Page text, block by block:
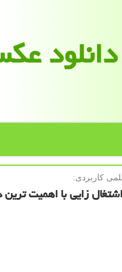
دانلود
كاربردی:
زایی با اهمیت